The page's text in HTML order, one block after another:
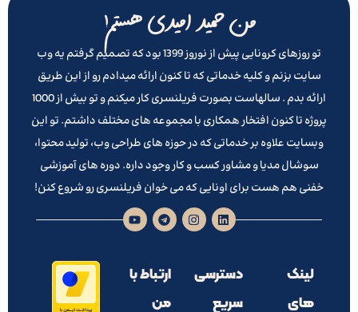
من حمید امیدی هستم!
تو روزهای کرونایی پیش از نوروز 1399 بود که تصمیم گرفتم یه وب
سایت بزنم و کلیه خدماتی که تا کنون ارائه میدادم رو از این طریق
ارائه بدم . سالهاست بصورت فریلنسری کار میکنم و تو بیش از 1000
پروژه تا کنون افتخار همکاری با مجموعه های مختلف داشتم. تو این
وبسایت علاوه بر خدماتی که در حوزه های طراحی وب، تولید محتوا،
سوشال مدیا و مشاور کسب و کار وجود داره. دوره های آموزشی
خفنی هم هست برای اونایی که می خوان فریلنسری رو شروع کنن!
لینک
های
دسترسی
سریع
ارتباط با
من